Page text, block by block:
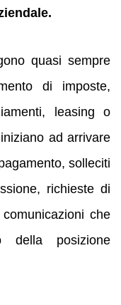
quasi sempre
di imposte,
leasing o
ad arrivare
solleciti
richieste di
che
della posizione